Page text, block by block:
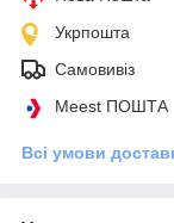
Укрпошта
Самовивіз
Meest ПОШТА
Всі умови